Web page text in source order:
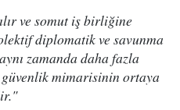
ve somut iş birliğine
diplomatik ve savunma
zamanda daha fazla
mimarisinin ortaya